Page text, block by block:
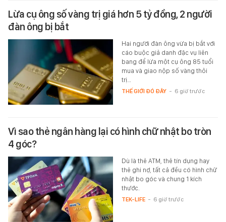
Lừa cụ ông số vàng trị giá hơn 5 tỷ đồng, 2 người
đàn ông bị bắt
Hai người đàn ông vừa bị bắt với
cáo buộc giả danh đặc vụ liên
bang để lừa một cụ ông 85 tuổi
mua và giao nộp số vàng thỏi
trị…
THẾ GIỚI ĐÓ ĐÂY - 6 giờ trước
Vì sao thẻ ngân hàng lại có hình chữ nhật bo tròn
4 góc?
Dù là thẻ ATM, thẻ tín dụng hay
thẻ ghi nợ, tất cả đều có hình chữ
nhật bo góc và chung 1 kích
thước.
TEK-LIFE - 6 giờ trước